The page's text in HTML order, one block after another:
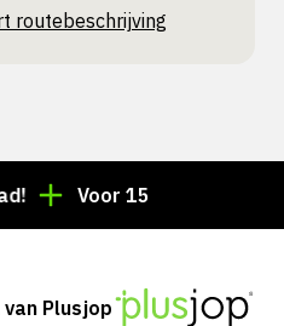
routebeschrijving
Voor 15:00 besteld =
Plusjop